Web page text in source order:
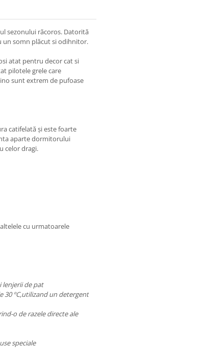
sezonului răcoros. Datorită
un somn plăcut si odihnitor.
atat pentru decor cat si
pilotele grele care
sunt extrem de pufoase
catifelată și este foarte
aparte dormitorului
celor dragi.
cu urmatoarele
de pat
30 ºC,utilizand un detergent
o de razele directe ale
speciale